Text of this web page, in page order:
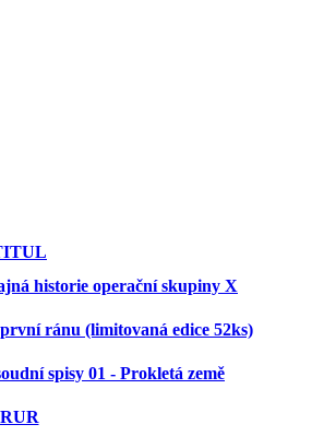
historie operační skupiny X
ránu (limitovaná edice 52ks)
spisy 01 - Prokletá země
RUR